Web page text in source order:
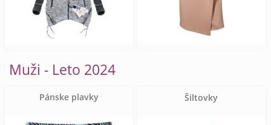
Muži - Leto 2024
Pánske plavky Šiltovky